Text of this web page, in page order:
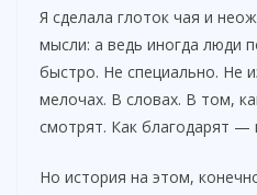
Я сделала глоток чая и
мысли: а ведь иногда люди
быстро. Не специально. Не
мелочах. В словах. В том,
смотрят. Как благодарят —
Но история на этом,